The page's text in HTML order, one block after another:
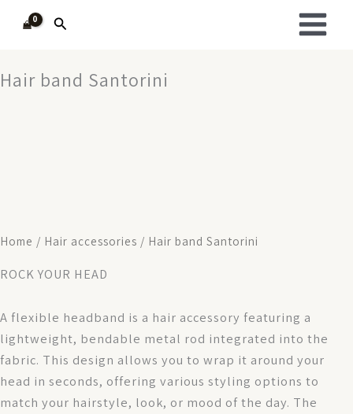
Search
Hair band Santorini
Home / Hair accessories / Hair band Santorini
ROCK YOUR HEAD
A flexible headband is a hair accessory featuring a
lightweight, bendable metal rod integrated into the
fabric. This design allows you to wrap it around your
head in seconds, offering various styling options to
match your hairstyle, look, or mood of the day. The